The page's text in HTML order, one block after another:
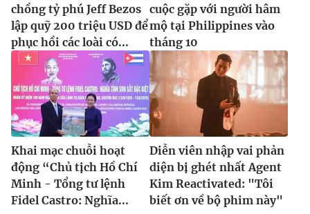
chồng tỷ phú Jeff Bezos
lập quỹ 200 triệu USD để
phục hồi các loài có...
cuộc gặp với người hâm
mộ tại Philippines vào
tháng 10
Khai mạc chuỗi hoạt
động “Chủ tịch Hồ Chí
Minh - Tổng tư lệnh
Fidel Castro: Nghĩa...
Diễn viên nhập vai phản
diện bị ghét nhất Agent
Kim Reactivated: "Tôi
biết ơn về bộ phim này"